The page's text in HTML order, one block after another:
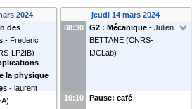
2024
des
- Frederic
LP2IB)
la physique
- laurent
)
jeudi 14 mars 2024
08:30
G2 : Mécanique - Julien
BETTANE (CNRS-
IJCLab)
10:10 Pause: café